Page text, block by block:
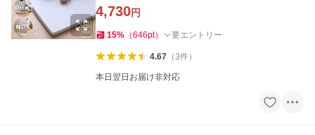
4,730円
15% （646pt） 要エントリー
4.67（3件）
本日翌日お届け非対応